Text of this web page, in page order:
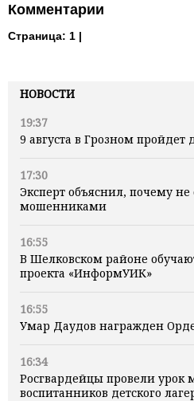
НОВОСТИ
19:37
9 августа в Грозном пройдет
17:30
Эксперт объяснил, почему
мошенниками
16:55
В Шелковском районе
проекта «ИнформУИК»
16:55
Умар Даудов награжден
16:34
Росгвардейцы провели урок
воспитанников детского
Комментарии
Страница: 1 |